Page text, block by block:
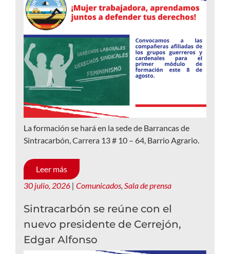
La formación se hará en la sede de Barrancas de
Sintracarbón, Carrera 13 # 10 – 64, Barrio Agrario.
Leer más
30 julio, 2026 | Comunicados, Sala de prensa
Sintracarbón se reúne con el
nuevo presidente de Cerrejón,
Edgar Alfonso